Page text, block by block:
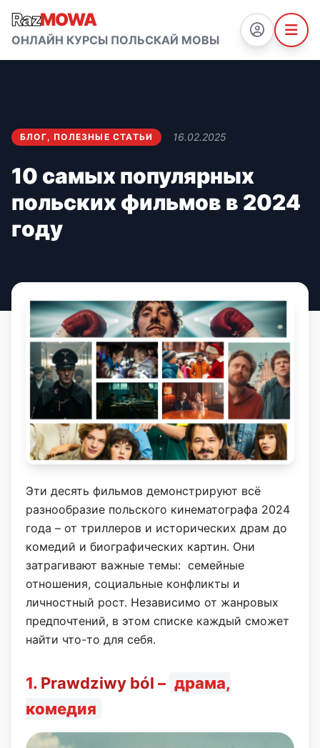
RazMOWA
ОНЛАЙН КУРСЫ ПОЛЬСКАЙ МОВЫ
БЛОГ, ПОЛЕЗНЫЕ СТАТЬИ 16.02.2025
10 самых популярных
польских фильмов в 2024
году
Эти десять фильмов демонстрируют всё
разнообразие польского кинематографа 2024
года – от триллеров и исторических драм до
комедий и биографических картин. Они
затрагивают важные темы: семейные
отношения, социальные конфликты и
личностный рост. Независимо от жанровых
предпочтений, в этом списке каждый сможет
найти что-то для себя.
1. Prawdziwy ból – драма,
комедия